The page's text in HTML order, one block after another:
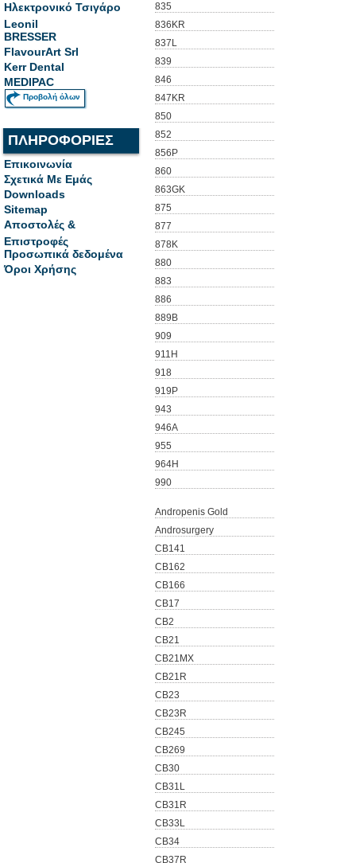
Ηλεκτρονικό Τσιγάρο
Leonil
BRESSER
FlavourArt Srl
Kerr Dental
MEDIPAC
Προβολή όλων
ΠΛΗΡΟΦΟΡΙΕΣ
Επικοινωνία
Σχετικά Με Εμάς
Downloads
Sitemap
Αποστολές &
Επιστροφές
Προσωπικά δεδομένα
Όροι Χρήσης
835
836KR
837L
839
846
847KR
850
852
856P
860
863GK
875
877
878K
880
883
886
889B
909
911H
918
919P
943
946A
955
964Η
990
Andropenis Gold
Androsurgery
CB141
CB162
CB166
CB17
CB2
CB21
CB21MX
CB21R
CB23
CB23R
CB245
CB269
CB30
CB31L
CB31R
CB33L
CB34
CB37R